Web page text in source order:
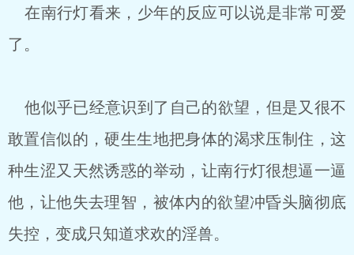
在南行灯看来，少年的反应可以说是非常可爱
了。
他似乎已经意识到了自己的欲望，但是又很不
敢置信似的，硬生生地把身体的渴求压制住，这
种生涩又天然诱惑的举动，让南行灯很想逼一逼
他，让他失去理智，被体内的欲望冲昏头脑彻底
失控，变成只知道求欢的淫兽。